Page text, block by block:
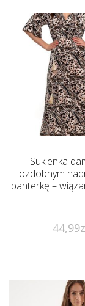
Sukienka
ozdobnym
panterkę –
44,99